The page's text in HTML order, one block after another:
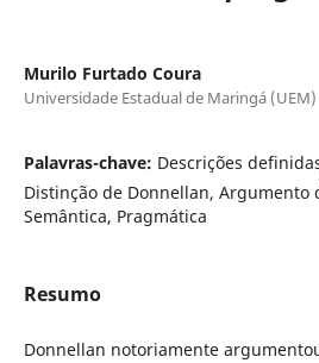
Murilo Furtado Coura
Universidade Estadual de Maringá (UEM)
Palavras-chave: Descrições
Distinção de Donnellan, Argumento
Semântica, Pragmática
Resumo
Donnellan notoriamente